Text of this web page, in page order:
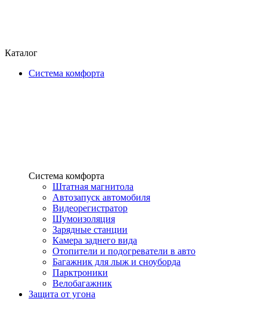
Каталог
Система комфорта
Система комфорта
Штатная магнитола
Автозапуск автомобиля
Видеорегистратор
Шумоизоляция
Зарядные станции
Камера заднего вида
Отопители и подогреватели в авто
Багажник для лыж и сноуборда
Парктроники
Велобагажник
Защита от угона